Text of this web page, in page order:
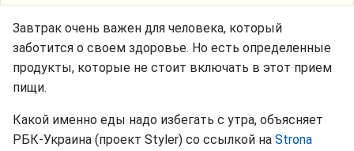
Завтрак очень важен для человека, который
заботится о своем здоровье. Но есть определенные
продукты, которые не стоит включать в этот прием
пищи.
Какой именно еды надо избегать с утра, объясняет
РБК-Украина (проект Styler) со ссылкой на Strona